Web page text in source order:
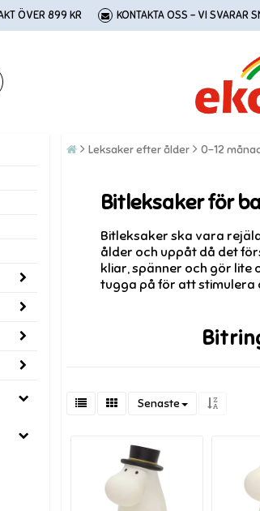
ÖVER 899 KR KONTAKTA OSS - VI SVARAR
Leksaker efter ålder 0-12
Bitleksaker för
Bitleksaker ska vara
ålder och uppåt då det
kliar, spänner och gör lite
tugga på för att
Senaste